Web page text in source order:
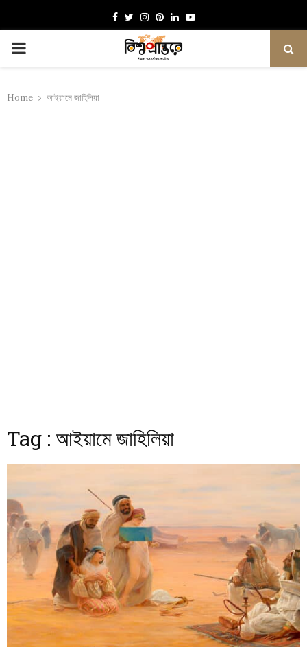
Facebook
TwitterInstagram
Pinterest
LinkedinYoutube
PRIMARY
Home আইয়ামে জাহিলিয়া
Tag : আইয়ামে জাহিলিয়া